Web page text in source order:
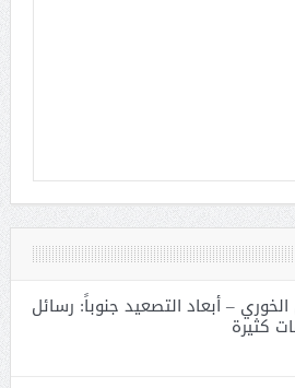
– أبعاد التصعيد جنوباً: رسائل
كثيرة